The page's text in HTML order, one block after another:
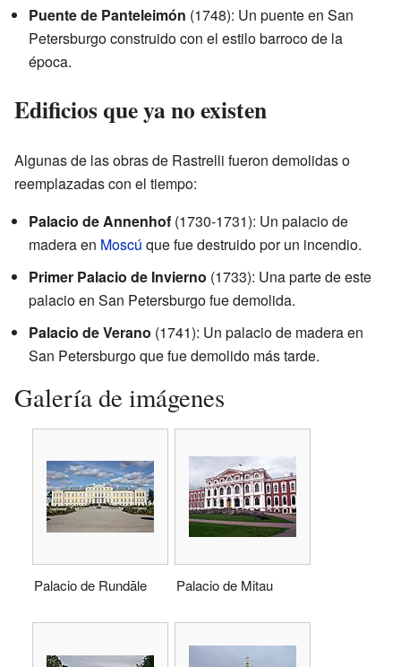
Puente de Panteleimón (1748): Un puente en San
Petersburgo construido con el estilo barroco de la
época.
Edificios que ya no existen
Algunas de las obras de Rastrelli fueron demolidas o
reemplazadas con el tiempo:
Palacio de Annenhof (1730-1731): Un palacio de
madera en Moscú que fue destruido por un incendio.
Primer Palacio de Invierno (1733): Una parte de este
palacio en San Petersburgo fue demolida.
Palacio de Verano (1741): Un palacio de madera en
San Petersburgo que fue demolido más tarde.
Galería de imágenes
Palacio de Rundāle Palacio de Mitau